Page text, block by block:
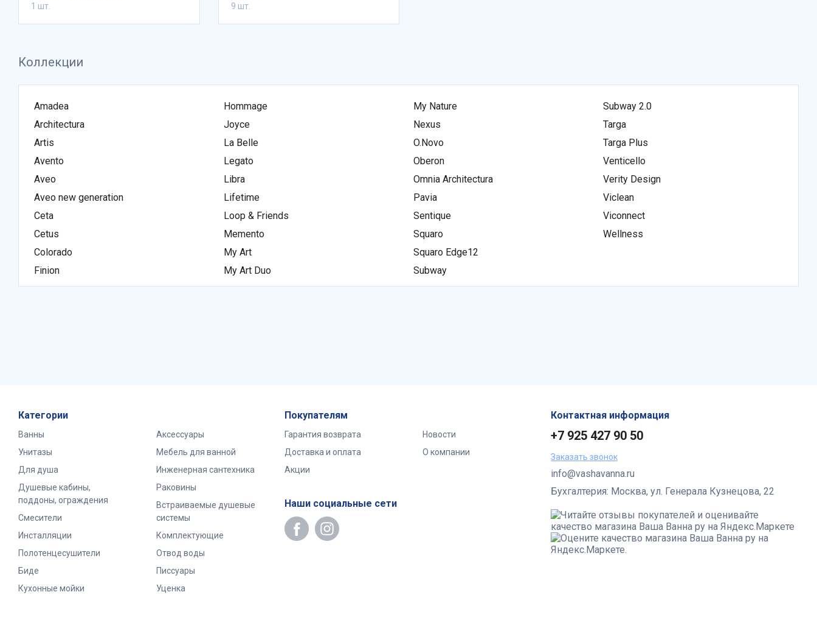
1 шт. 9 шт.
Коллекции
Amadea
Architectura
Artis
Avento
Aveo
Aveo new generation
Ceta
Cetus
Colorado
Finion
Hommage
Joyce
La Belle
Legato
Libra
Lifetime
Loop & Friends
Memento
My Art
My Art Duo
My Nature
Nexus
O.Novo
Oberon
Omnia Architectura
Pavia
Sentique
Squaro
Squaro Edge12
Subway
Subway 2.0
Targa
Targa Plus
Venticello
Verity Design
Viclean
Viconnect
Wellness
Категории
Ванны
Унитазы
Для душа
Душевые кабины,
поддоны, ограждения
Смесители
Инсталляции
Полотенцесушители
Биде
Кухонные мойки
Аксессуары
Мебель для ванной
Инженерная сантехника
Раковины
Встраиваемые душевые
системы
Комплектующие
Отвод воды
Писсуары
Уценка
Покупателям
Гарантия возврата
Доставка и оплата
Акции
Новости
О компании
Наши социальные сети
Контактная информация
+7 925 427 90 50
Заказать звонок
info@vashavanna.ru
Бухгалтерия: Москва, ул. Генерала Кузнецова, 22